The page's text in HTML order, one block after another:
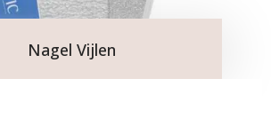
Nagel Vijlen